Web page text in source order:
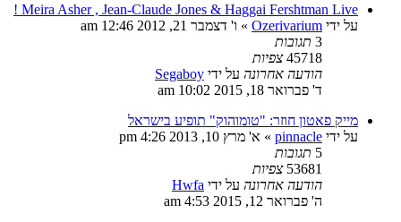
Meira Asher , Jean-Claude Jones & Haggai Fershtman Live !
על ידי Ozerivarium
» ו' דצמבר 21, 2012 12:46 am
3 תגובות
45718 צפיות
הודעה אחרונה על ידי Segaboy
ד' פברואר 18, 2015 10:02 am
מייק פאטון חוזר: "טומוהוק" תופיע בישראל
על ידי pinnacle
» א' מרץ 10, 2013 4:26 pm
5 תגובות
53681 צפיות
הודעה אחרונה על ידי Hwfa
ה' פברואר 12, 2015 4:53 am